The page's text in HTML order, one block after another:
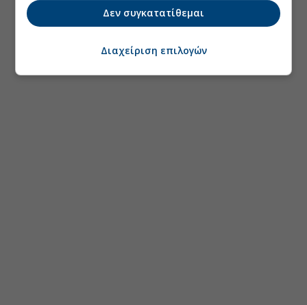
Δεν συγκατατίθεμαι
Διαχείριση επιλογών